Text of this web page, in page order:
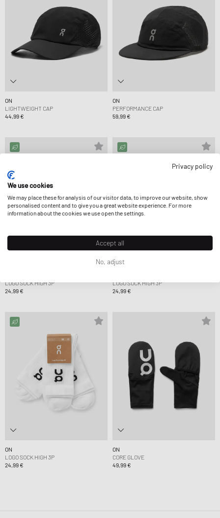
ON
LIGHTWEIGHT CAP
44,99 €
ON
PERFORMANCE CAP
59,99 €
LOGO SOCK HIGH 3P
24,99 €
LOGO SOCK HIGH 3P
24,99 €
ON
LOGO SOCK HIGH 3P
24,99 €
ON
CORE GLOVE
49,99 €
Privacy policy
We use cookies
We may place these for analysis of our visitor data, to improve our website, show
personalised content and to give you a great website experience. For more
information about the cookies we use open the settings.
Accept all
No, adjust